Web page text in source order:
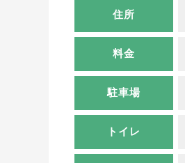
住所
料金
駐車場
トイレ